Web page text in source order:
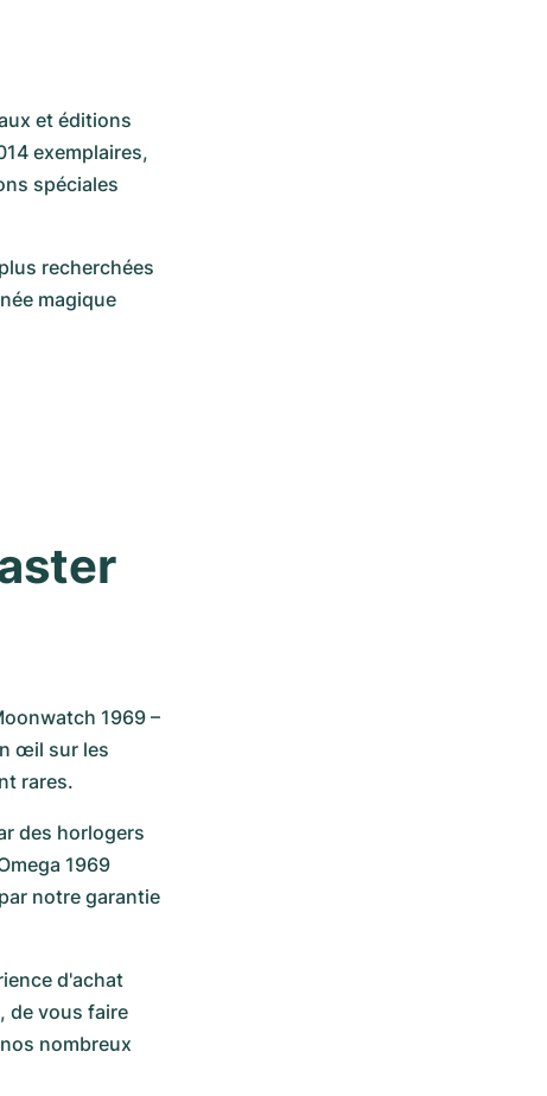
et éditions
exemplaires,
spéciales
recherchées
magique
1969 –
œil sur les
rares.
des horlogers
1969
notre garantie
d'achat
de vous faire
nombreux